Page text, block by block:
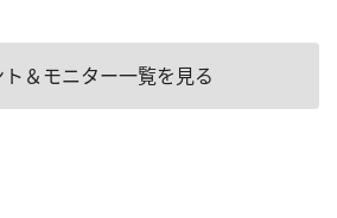
＆モニター一覧を見る